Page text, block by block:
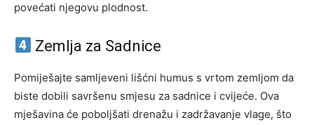
povećati njegovu plodnost.
Zemlja za Sadnice
Pomiješajte samljeveni lišćni humus s vrtom zemljom da
biste dobili savršenu smjesu za sadnice i cvijeće. Ova
mješavina će poboljšati drenažu i zadržavanje vlage, što